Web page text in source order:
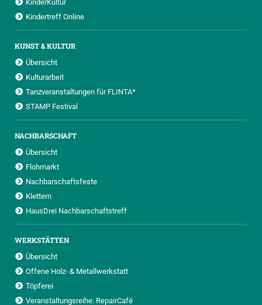
KinderKultur
Kindertreff Online
KUNST & KULTUR
Übersicht
Kulturarbeit
Tanzveranstaltungen für FLINTA*
STAMP Festival
NACHBARSCHAFT
Übersicht
Flohmarkt
Nachbarschaftsfeste
Klettern
HausDrei Nachbarschaftstreff
WERKSTÄTTEN
Übersicht
Offene Holz- & Metallwerkstatt
Töpferei
Veranstaltungsreihe: RepairCafé